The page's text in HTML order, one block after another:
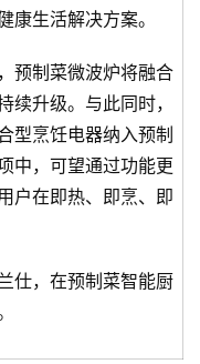
康生活解决方案。
预制菜微波炉将融合
续升级。与此同时，
型烹饪电器纳入预制
中，可望通过功能更
户在即热、即烹、即
仕，在预制菜智能厨